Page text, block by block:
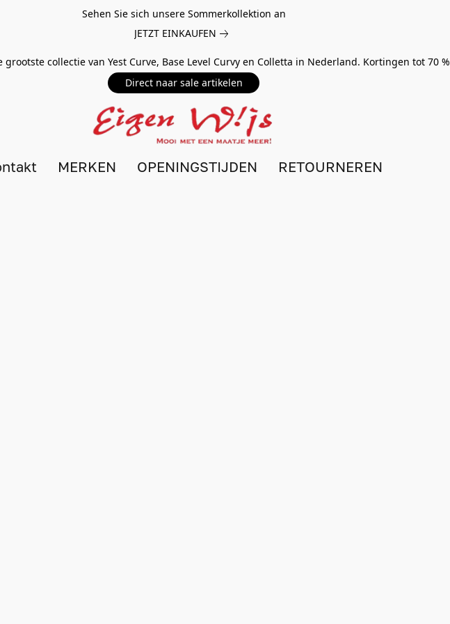
Sehen Sie sich unsere Sommerkollektion an
JETZT EINKAUFEN
grootste collectie van Yest Curve, Base Level Curvy en Colletta in Nederland. Kortingen tot 70 %
Direct naar sale artikelen
MERKEN OPENINGSTIJDEN RETOURNEREN